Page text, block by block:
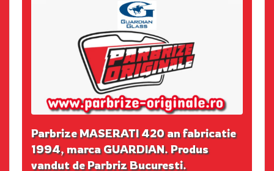
Parbrize MASERATI 420 an fabricatie
1994, marca GUARDIAN. Produs
vandut de Parbriz Bucuresti.